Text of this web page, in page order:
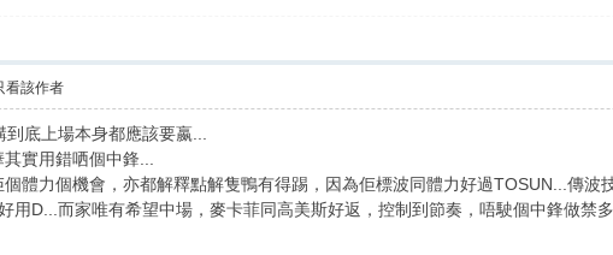
看該作者
底上場本身都應該要嬴...
實用錯哂個中鋒...
體力個機會，亦都解釋點解隻鴨有得踢，因為佢標波同體力好過TOSUN...傳波
用D...而家唯有希望中場，麥卡菲同高美斯好返，控制到節奏，唔駛個中鋒做禁多